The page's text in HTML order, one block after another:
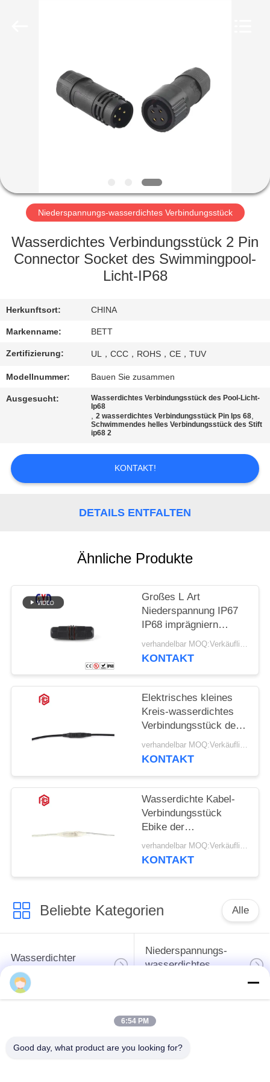
PRODUKTE
FABRIK-
AUSFLUG
QUALITÄTSKONTROLLE
PRIVACY
POLICY
Niederspannungs-wasserdichtes Verbindungsstück
Wasserdichtes Verbindungsstück 2 Pin
Connector Socket des Swimmingpool-
Licht-IP68
Herkunftsort: CHINA
Markenname: BETT
Zertifizierung: UL，CCC，ROHS，CE，TUV
Modellnummer: Bauen Sie zusammen
Ausgesucht:
Wasserdichtes Verbindungsstück des Pool-Licht-
Ip68
,2 wasserdichtes Verbindungsstück Pin Ips 68,
Schwimmendes helles Verbindungsstück des Stift
ip68 2
KONTAKT!
DETAILS ENTFALTEN
Ähnliche Produkte
Großes L Art
Niederspannung IP67
IP68 imprägniern
Verbindungsstück 2 Pin
3 4
verhandelbar MOQ:Verkäuflich
KONTAKT
Elektrisches kleines
Kreis-wasserdichtes
Verbindungsstück der
Niederspannungs-M6 verhandelbar MOQ:Verkäuflich
KONTAKT
Wasserdichte Kabel-
Verbindungsstück
Ebike der
Niederspannungs-M6
elektrische
verhandelbar MOQ:Verkäuflich
KONTAKT
Beliebte Kategorien Alle
Wasserdichter
Rundsteckverbinder
Niederspannungs-
wasserdichtes
Verbindungsstück
Lampenfassung E27
6:54 PM
Good day, what product are you looking for?